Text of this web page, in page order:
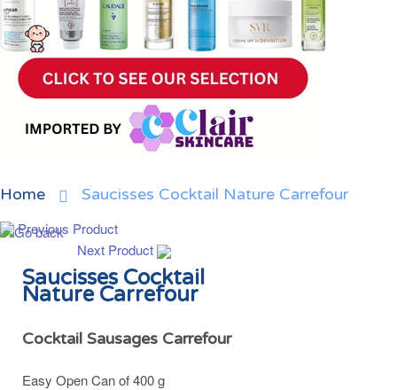
Home Saucisses Cocktail Nature Carrefour
Previous Product
Next Product
Saucisses Cocktail
Nature Carrefour
Cocktail Sausages Carrefour
Easy Open Can of 400 g